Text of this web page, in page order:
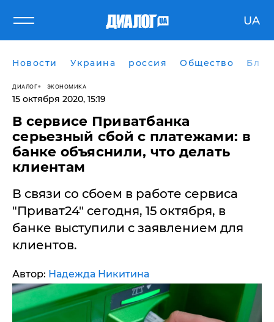
UA
Новости Украина россия Общество
ДИАЛОГ ЭКОНОМИКА
15 октября 2020, 15:19
В сервисе Приватбанка
серьезный сбой с платежами: в
банке объяснили, что делать
клиентам
В связи со сбоем в работе сервиса
"Приват24" сегодня, 15 октября, в
банке выступили с заявлением для
клиентов.
Автор: Надежда Никитина